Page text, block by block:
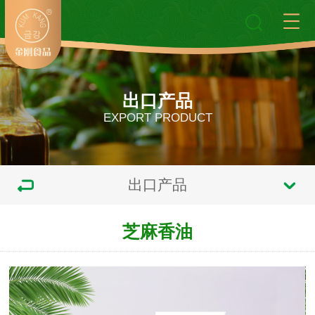
出口产品
EXPORT PRODUCT
出口产品
芝麻香油